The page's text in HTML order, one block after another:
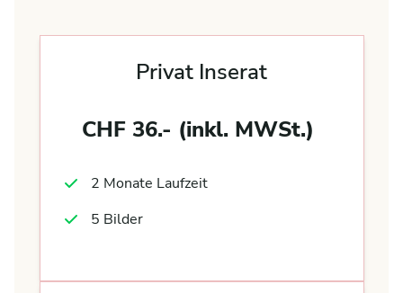
Privat Inserat
CHF 36.- (inkl. MWSt.)
2 Monate Laufzeit
5 Bilder